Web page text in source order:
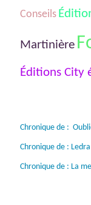
Conseils
Martinière
Éditions City
Chronique de :
Chronique de :
Chronique de : La